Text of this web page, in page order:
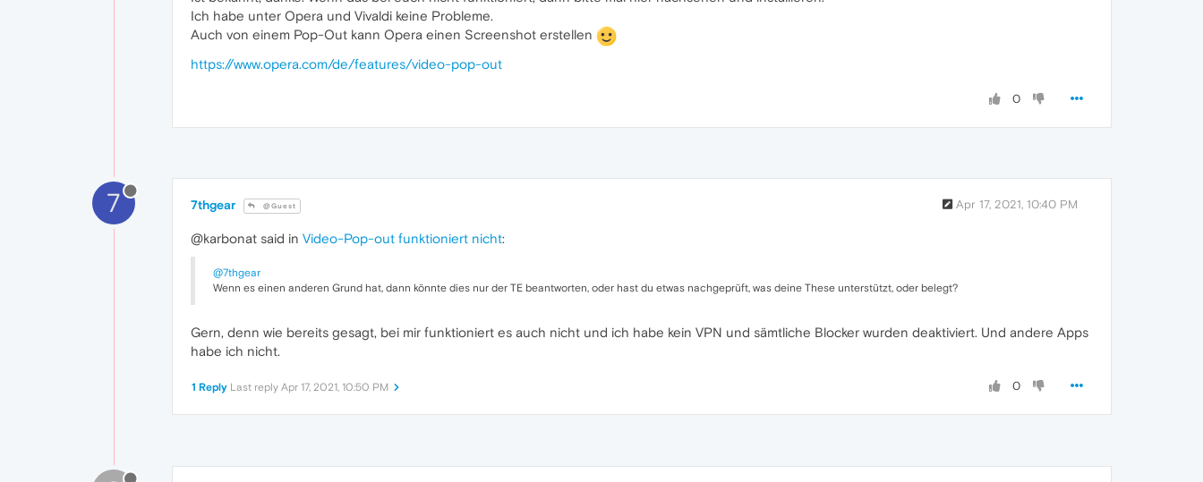
Ich habe unter Opera und Vivaldi keine Probleme.
Auch von einem Pop-Out kann Opera einen Screenshot erstellen
https://www.opera.com/de/features/video-pop-out
0
7 7thgear @Guest Apr 17, 2021, 10:40 PM
@karbonat said in Video-Pop-out funktioniert nicht:
@7thgear
Wenn es einen anderen Grund hat, dann könnte dies nur der TE beantworten, oder hast du etwas nachgeprüft, was deine These unterstützt, oder belegt?
Gern, denn wie bereits gesagt, bei mir funktioniert es auch nicht und ich habe kein VPN und sämtliche Blocker wurden deaktiviert. Und andere Apps
habe ich nicht.
0
1 Reply Last reply Apr 17, 2021, 10:50 PM